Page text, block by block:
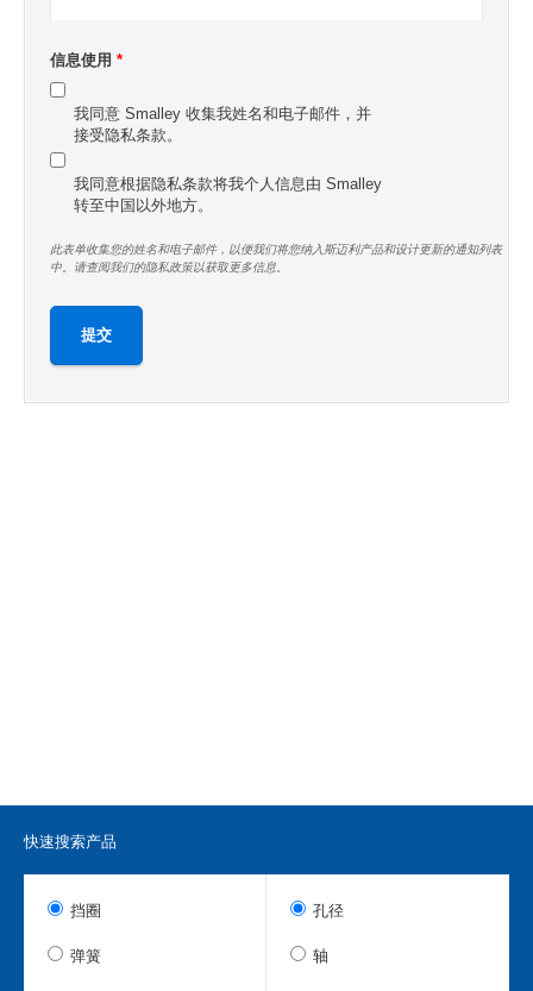
信息使用 *
我同意 Smalley 收集我姓名和电子邮件，并
接受隐私条款。
我同意根据隐私条款将我个人信息由 Smalley
转至中国以外地方。
此表单收集您的姓名和电子邮件，以便我们将您纳入斯迈利产品和设计更新的通知列表
中。请查阅我们的隐私政策以获取更多信息。
快速搜索产品
挡圈
弹簧
孔径
轴